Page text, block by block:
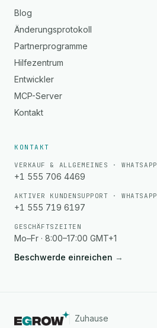
Blog
Änderungsprotokoll
Partnerprogramme
Hilfezentrum
Entwickler
MCP-Server
Kontakt
KONTAKT
VERKAUF & ALLGEMEINES · WHATSAPP
+1 555 706 4469
AKTIVER KUNDENSUPPORT · WHATSAPP
+1 555 719 6197
GESCHÄFTSZEITEN
Mo–Fr · 8:00–17:00 GMT+1
Beschwerde einreichen →
Zuhause